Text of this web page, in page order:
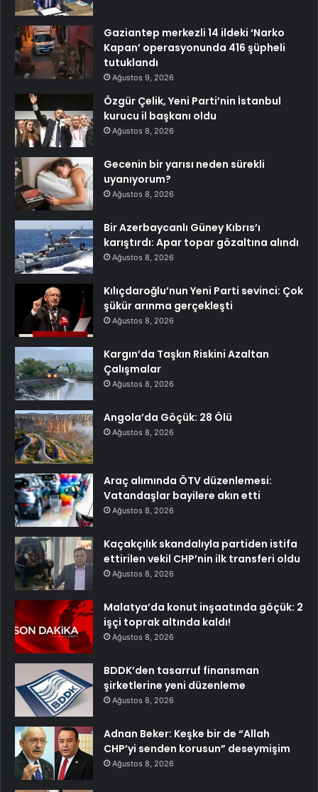
Gaziantep merkezli 14 ildeki ‘Narko
Kapan’ operasyonunda 416 şüpheli
tutuklandı
Ağustos 9, 2026
Özgür Çelik, Yeni Parti’nin İstanbul
kurucu il başkanı oldu
Ağustos 8, 2026
Gecenin bir yarısı neden sürekli
uyanıyorum?
Ağustos 8, 2026
Bir Azerbaycanlı Güney Kıbrıs’ı
karıştırdı: Apar topar gözaltına alındı
Ağustos 8, 2026
Kılıçdaroğlu’nun Yeni Parti sevinci: Çok
şükür arınma gerçekleşti
Ağustos 8, 2026
Kargın’da Taşkın Riskini Azaltan
Çalışmalar
Ağustos 8, 2026
Angola’da Göçük: 28 Ölü
Ağustos 8, 2026
Araç alımında ÖTV düzenlemesi:
Vatandaşlar bayilere akın etti
Ağustos 8, 2026
Kaçakçılık skandalıyla partiden istifa
ettirilen vekil CHP’nin ilk transferi oldu
Ağustos 8, 2026
Malatya’da konut inşaatında göçük: 2
işçi toprak altında kaldı!
Ağustos 8, 2026
BDDK’den tasarruf finansman
şirketlerine yeni düzenleme
Ağustos 8, 2026
Adnan Beker: Keşke bir de “Allah
CHP’yi senden korusun” deseymişim
Ağustos 8, 2026